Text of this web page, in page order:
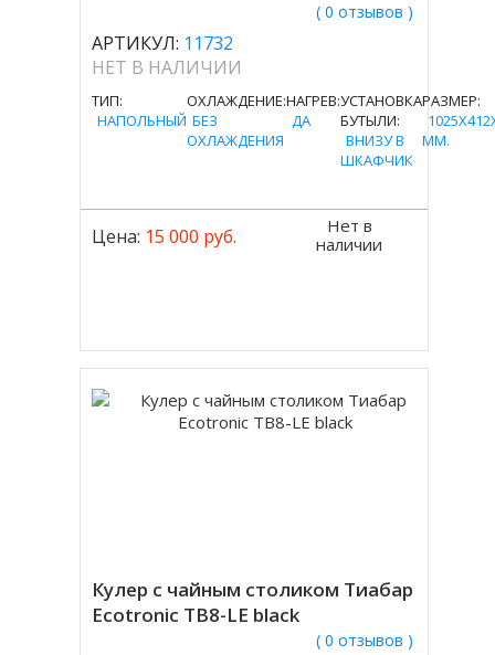
( 0 отзывов )
АРТИКУЛ: 11732
НЕТ В НАЛИЧИИ
ТИП:
НАПОЛЬНЫЙ
ОХЛАЖДЕНИЕ:
БЕЗ
ОХЛАЖДЕНИЯ
НАГРЕВ:
ДА
УСТАНОВКА
БУТЫЛИ:
ВНИЗУ В
ШКАФЧИК
РАЗМЕР:
MM.
Цена: 15 000 руб.
Нет в
наличии
Кулер с чайным столиком Тиабар
Ecotronic TB8-LE black
( 0 отзывов )